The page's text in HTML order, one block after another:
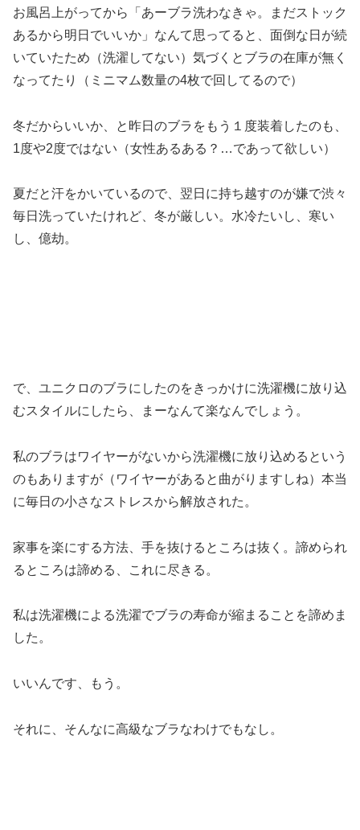
お風呂上がってから「あーブラ洗わなきゃ。まだストック
あるから明日でいいか」なんて思ってると、面倒な日が続
いていたため（洗濯してない）気づくとブラの在庫が無く
なってたり（ミニマム数量の4枚で回してるので）
冬だからいいか、と昨日のブラをもう１度装着したのも、
1度や2度ではない（女性あるある？…であって欲しい）
夏だと汗をかいているので、翌日に持ち越すのが嫌で渋々
毎日洗っていたけれど、冬が厳しい。水冷たいし、寒い
し、億劫。
で、ユニクロのブラにしたのをきっかけに洗濯機に放り込
むスタイルにしたら、まーなんて楽なんでしょう。
私のブラはワイヤーがないから洗濯機に放り込めるという
のもありますが（ワイヤーがあると曲がりますしね）本当
に毎日の小さなストレスから解放された。
家事を楽にする方法、手を抜けるところは抜く。諦められ
るところは諦める、これに尽きる。
私は洗濯機による洗濯でブラの寿命が縮まることを諦めま
した。
いいんです、もう。
それに、そんなに高級なブラなわけでもなし。